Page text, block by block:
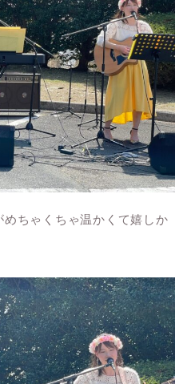
ちゃくちゃ温かくて嬉しか